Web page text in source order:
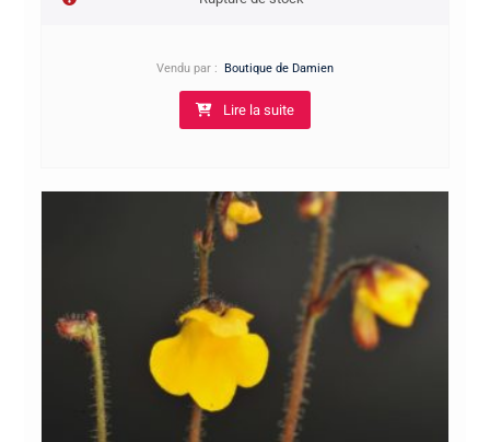
Vendu par : Boutique de Damien
Lire la suite